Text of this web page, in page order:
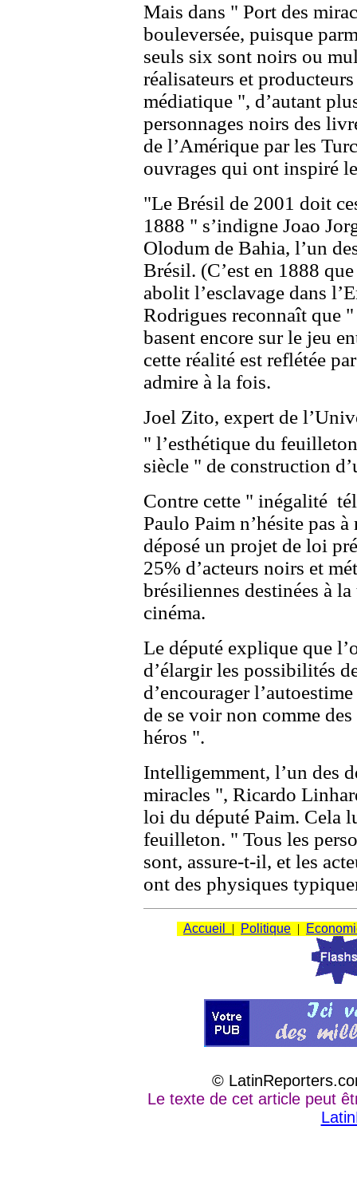
Mais dans " Port des
bouleversée, puisque
seuls six sont noirs ou
réalisateurs et
médiatique ", d’autant
personnages noirs des
de l’Amérique par les
ouvrages qui ont inspiré
"Le Brésil de 2001 doit
1888 " s’indigne Joao
Olodum de Bahia, l’un
Brésil. (C’est en 1888
abolit l’esclavage dans
Rodrigues reconnaît que
basent encore sur le jeu
cette réalité est reflétée
admire à la fois.
Joel Zito, expert de
" l’esthétique du
siècle " de construction
Contre cette " inégalité
Paulo Paim n’hésite pas
déposé un projet de loi
25% d’acteurs noirs et
brésiliennes destinées à
cinéma.
Le député explique que
d’élargir les possibilités
d’encourager
de se voir non comme
héros ".
Intelligemment, l’un des
miracles ", Ricardo
loi du député Paim. Cela
feuilleton. " Tous les
sont, assure-t-il, et les
ont des physiques
Accueil | Politique |
©
Le texte de cet article peut